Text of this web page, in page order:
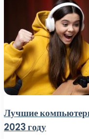
Лучшие
2023 году